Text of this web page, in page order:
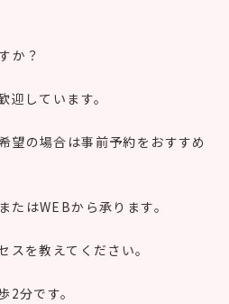
か？
しています。
の場合は事前予約をおすすめ
はWEBから承ります。
スを教えてください。
2分です。